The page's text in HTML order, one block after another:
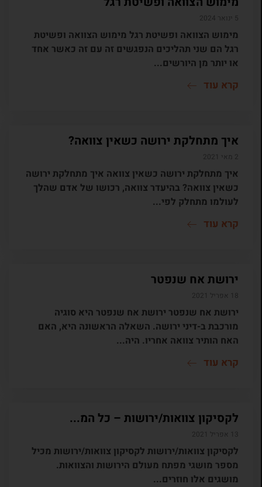
5 ינואר 2024
מימוש הצוואה ופשיטת רגל מימוש הצוואה ופשיטת
רגל הם שני תהליכים הנפגשים זה עם זה כאשר אחד
או יותר מן היורשים...
קרא עוד
איך מתחלקת ירושה כשאין צוואה?
איך מתחלקת ירושה כשאין צוואה איך מתחלקת ירושה
כשאין צוואה? בהיעדר צוואה, רכושו של אדם שהלך
לעולמו מתחלק לפי...
קרא עוד
ירושת אח שנפטר
18 אפריל 2021
ירושת אח שנפטר ירושת אח שנפטר היא סוגיה
מורכבת ב-דיני ירושה. השאלה הראשונה היא, האם
האח הותיר צוואה אחריו. היה...
קרא עוד
לקסיקון צוואות/ירושות – כל המ...
13 אפריל 2021
לקסיקון צוואות/ירושות לקסיקון צוואות/ירושות מכיל
מספר מושגי מפתח מעולם הירושות והצוואות.
מושגים אלו חוזרים...